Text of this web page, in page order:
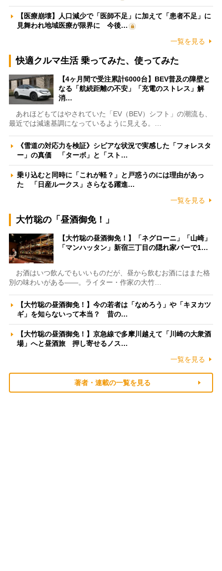
【医療崩壊】人口減少で「医師不足」に加えて「患者不足」に
見舞われ地域医療が限界に 今後…
一覧を見る
快適クルマ生活 乗ってみた、使ってみた
【4ヶ月間で受注累計6000台】BEV普及の障壁と
なる「航続距離の不安」「充電のストレス」解
消…
あれほどもてはやされていた「EV（BEV）シフト」の潮流も、
最近では減速基調になっているように見える。…
《雪道の対応力を検証》シビアな状況で実感した「フォレスタ
ー」の真価 「ターボ」と「スト…
乗り込むと同時に「これが軽？」と戸惑うのには理由があっ
た 「日産ルークス」さらなる躍進…
一覧を見る
大竹聡の「昼酒御免！」
【大竹聡の昼酒御免！】「ネグローニ」「山崎」
「マンハッタン」新宿三丁目の隠れ家バーで1…
お酒はいつ飲んでもいいものだが、昼から飲むお酒にはまた格
別の味わいがある――。ライター・作家の大竹…
【大竹聡の昼酒御免！】今の若者は「なめろう」や「キヌカツ
ギ」を知らないって本当？ 昔の…
【大竹聡の昼酒御免！】京急線で多摩川越えて「川崎の大衆酒
場」へと昼酒旅 押し寄せるノス…
一覧を見る
著者・連載の一覧を見る